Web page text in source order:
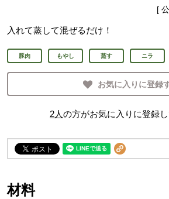
[
入れて蒸して混ぜるだけ！
豚肉 もやし 蒸す ニラ
お気に入りに登録
2人の方がお気に入りに登録し
材料